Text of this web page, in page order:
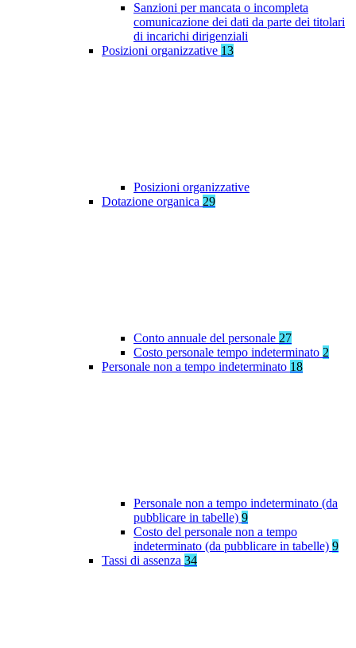
Sanzioni per mancata o incompleta
comunicazione dei dati da parte dei titolari
di incarichi dirigenziali
Posizioni organizzative 13
Posizioni organizzative
Dotazione organica 29
Conto annuale del personale 27
Costo personale tempo indeterminato 2
Personale non a tempo indeterminato 18
Personale non a tempo indeterminato (da
pubblicare in tabelle) 9
Costo del personale non a tempo
indeterminato (da pubblicare in tabelle) 9
Tassi di assenza 34